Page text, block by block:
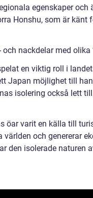
egenskaper
Honshu, som är
nackdelar med olika
en viktig roll i
Japan möjlighet till
isolering också lett
öar varit en källa till
världen och genererar
den isolerade naturen